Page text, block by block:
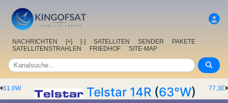
NACHRICHTEN [+] [-] SATELLITEN SENDER
PAKETE
SATELLITENSTRAHLEN
FRIEDHOF SITE-MAP
77.3E
61.0W Telstar 14R(63°W)